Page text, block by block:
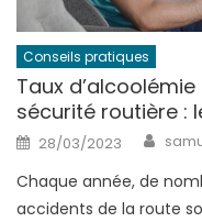
Conseils pratiques
Taux d’alcoolémie
sécurité routière :
Posted
on
28/03/2023
Chaque année, de
accidents de la route